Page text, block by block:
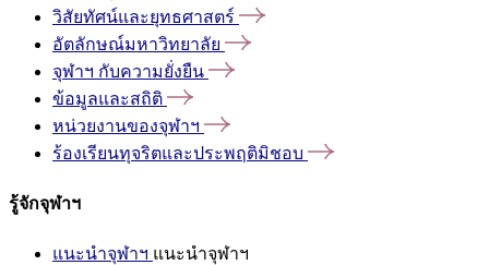
วิสัยทัศน์และยุทธศาสตร์
อัตลักษณ์มหาวิทยาลัย
จุฬาฯ กับความยั่งยืน
ข้อมูลและสถิติ
หน่วยงานของจุฬาฯ
ร้องเรียนทุจริตและประพฤติมิชอบ
รู้จักจุฬาฯ
แนะนำจุฬาฯ แนะนำจุฬาฯ